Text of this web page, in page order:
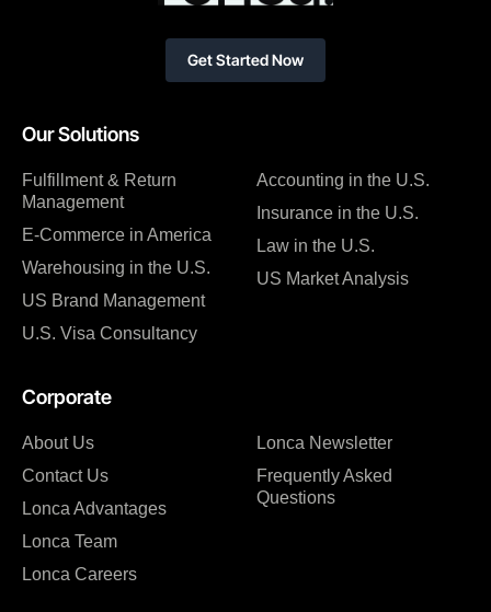
Our Solutions
Fulfillment & Return
Management
E-Commerce in America
Warehousing in the U.S.
US Brand Management
U.S. Visa Consultancy
Accounting in the U.S.
Insurance in the U.S.
Law in the U.S.
US Market Analysis
Corporate
About Us
Contact Us
Lonca Advantages
Lonca Team
Lonca Careers
Lonca Newsletter
Frequently Asked
Questions
Get Started Now